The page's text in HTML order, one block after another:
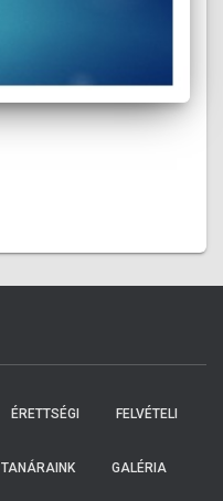
ÉRETTSÉGI FELVÉTELI
TANÁRAINK GALÉRIA